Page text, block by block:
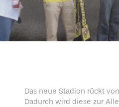
Das neue Stadion rückt
Dadurch wird diese zur